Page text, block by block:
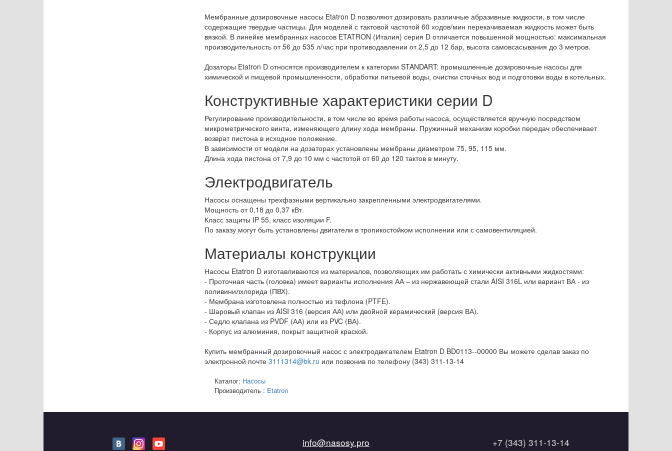
Мембранные дозировочные насосы Etatron D позволяют дозировать различные абразивные жидкости, в том числе
содержащие твердые частицы. Для моделей с тактовой частотой 60 ходов/мин перекачиваемая жидкость может быть
вязкой. В линейке мембранных насосов ETATRON (Италия) серия D отличается повышенной мощностью: максимальная
производительность от 56 до 535 л/час при противодавлении от 2,5 до 12 бар, высота самовсасывания до 3 метров.
Дозаторы Etatron D относятся производителем к категории STANDART: промышленные дозировочные насосы для
химической и пищевой промышленности, обработки питьевой воды, очистки сточных вод и подготовки воды в котельных.
Конструктивные характеристики серии D
Регулирование производительности, в том числе во время работы насоса, осуществляется вручную посредством
микрометрического винта, изменяющего длину хода мембраны. Пружинный механизм коробки передач обеспечивает
возврат пистона в исходное положение.
В зависимости от модели на дозаторах установлены мембраны диаметром 75, 95, 115 мм.
Длина хода пистона от 7,9 до 10 мм с частотой от 60 до 120 тактов в минуту.
Электродвигатель
Насосы оснащены трехфазными вертикально закрепленными электродвигателями.
Мощность от 0,18 до 0,37 кВт.
Класс защиты IP 55, класс изоляции F.
По заказу могут быть установлены двигатели в тропикостойком исполнении или с самовентиляцией.
Материалы конструкции
Насосы Etatron D изготавливаются из материалов, позволяющих им работать с химически активными жидкостями:
- Проточная часть (головка) имеет варианты исполнения АА – из нержавеющей стали AISI 316L или вариант ВА - из
поливинилхлорида (ПВХ).
- Мембрана изготовлена полностью из тефлона (PTFE).
- Шаровый клапан из AISI 316 (версия АА) или двойной керамический (версия ВА).
- Седло клапана из PVDF (АА) или из PVC (ВА).
- Корпус из алюминия, покрыт защитной краской.
Купить мембранный дозировочный насос с электродвигателем Etatron D BD0113--00000 Вы можете сделав заказ по
электронной почте 3111314@bk.ru или позвонив по телефону (343) 311-13-14
Каталог: Насосы
Производитель : Etatron
info@nasosy.pro +7 (343) 311-13-14